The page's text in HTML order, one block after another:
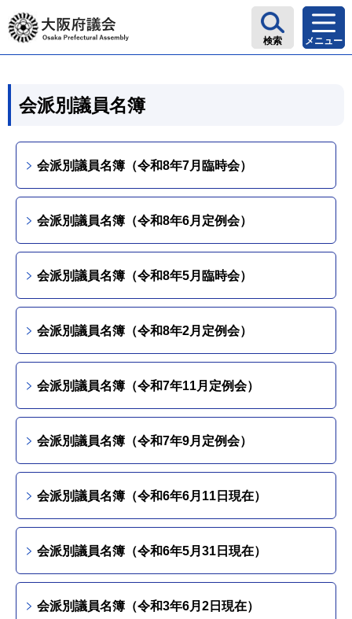
大阪府議会
検索 メニュー
会派別議員名簿
会派別議員名簿（令和8年7月臨時会）
会派別議員名簿（令和8年6月定例会）
会派別議員名簿（令和8年5月臨時会）
会派別議員名簿（令和8年2月定例会）
会派別議員名簿（令和7年11月定例会）
会派別議員名簿（令和7年9月定例会）
会派別議員名簿（令和6年6月11日現在）
会派別議員名簿（令和6年5月31日現在）
会派別議員名簿（令和3年6月2日現在）